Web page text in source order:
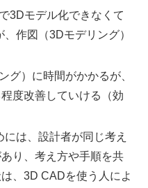
3Dモデル化できなくて
作図（3Dモデリング）
グ）に時間がかかるが、
度改善していける（効
は、設計者が同じ考え
り、考え方や手順を共
、3D CADを使う人によ